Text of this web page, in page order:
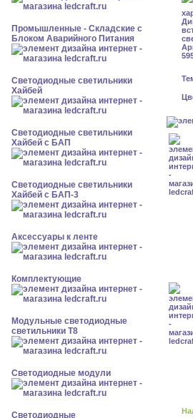
Промышленные - Складские с
Блоком Аварийного Питания
Светодиодные светильники
Хайбей
Светодиодные светильники
Хайбей с БАП
Светодиодные светильники
Хайбей с БАП-3
Аксессуары к ленте
Комплектующие
Модульные светодиодные
светильники Т8
Светодиодные модули
Светодиодные